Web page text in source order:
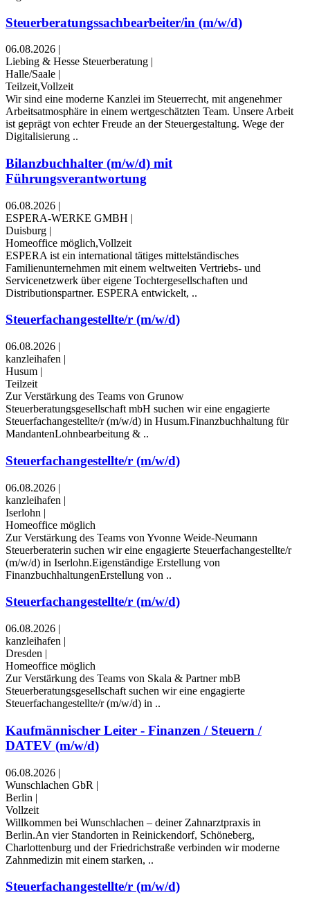
Steuerberatungssachbearbeiter/in (m/w/d)
06.08.2026 |
Liebing & Hesse Steuerberatung |
Halle/Saale |
Teilzeit,Vollzeit
Wir sind eine moderne Kanzlei im Steuerrecht, mit angenehmer
Arbeitsatmosphäre in einem wertgeschätzten Team. Unsere Arbeit
ist geprägt von echter Freude an der Steuergestaltung. Wege der
Digitalisierung ..
Bilanzbuchhalter (m/w/d) mit
Führungsverantwortung
06.08.2026 |
ESPERA-WERKE GMBH |
Duisburg |
Homeoffice möglich,Vollzeit
ESPERA ist ein international tätiges mittelständisches
Familienunternehmen mit einem weltweiten Vertriebs- und
Servicenetzwerk über eigene Tochtergesellschaften und
Distributionspartner. ESPERA entwickelt, ..
Steuerfachangestellte/r (m/w/d)
06.08.2026 |
kanzleihafen |
Husum |
Teilzeit
Zur Verstärkung des Teams von Grunow
Steuerberatungsgesellschaft mbH suchen wir eine engagierte
Steuerfachangestellte/r (m/w/d) in Husum.Finanzbuchhaltung für
MandantenLohnbearbeitung & ..
Steuerfachangestellte/r (m/w/d)
06.08.2026 |
kanzleihafen |
Iserlohn |
Homeoffice möglich
Zur Verstärkung des Teams von Yvonne Weide-Neumann
Steuerberaterin suchen wir eine engagierte Steuerfachangestellte/r
(m/w/d) in Iserlohn.Eigenständige Erstellung von
FinanzbuchhaltungenErstellung von ..
Steuerfachangestellte/r (m/w/d)
06.08.2026 |
kanzleihafen |
Dresden |
Homeoffice möglich
Zur Verstärkung des Teams von Skala & Partner mbB
Steuerberatungsgesellschaft suchen wir eine engagierte
Steuerfachangestellte/r (m/w/d) in ..
Kaufmännischer Leiter - Finanzen / Steuern /
DATEV (m/w/d)
06.08.2026 |
Wunschlachen GbR |
Berlin |
Vollzeit
Willkommen bei Wunschlachen – deiner Zahnarztpraxis in
Berlin.An vier Standorten in Reinickendorf, Schöneberg,
Charlottenburg und der Friedrichstraße verbinden wir moderne
Zahnmedizin mit einem starken, ..
Steuerfachangestellte/r (m/w/d)